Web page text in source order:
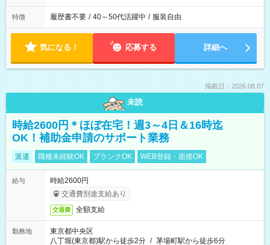
特徴 履歴書不要 / 40～50代活躍中 / 服装自由
気になる！ 応募する 詳細へ
掲載日：2026.08.07
未読
時給2600円＊ほぼ在宅！週3～4日＆16時迄
OK！補助金申請のサポート業務
派遣 職種未経験OK ブランクOK WEB登録・面接OK
給与
時給2600円
交通費別途支給あり
交通費 全額支給
勤務地
東京都中央区
八丁堀(東京都)駅から徒歩2分 / 茅場町駅から徒歩6分